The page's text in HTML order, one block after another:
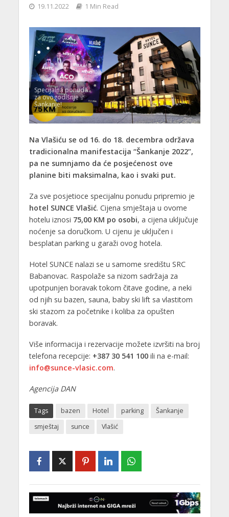
19.11.2022 1 Min Read
Specijalna ponuda
za ovogodišnje
Šankanje!
Na Vlašiću se od 16. do 18. decembra održava
tradicionalna manifestacija “Šankanje 2022”,
pa ne sumnjamo da će posjećenost ove
planine biti maksimalna, kao i svaki put.
Za sve posjetioce specijalnu ponudu pripremio je
hotel SUNCE Vlašić. Cijena smještaja u ovome
hotelu iznosi 75,00 KM po osobi, a cijena uključuje
noćenje sa doručkom. U cijenu je uključen i
besplatan parking u garaži ovog hotela.
Hotel SUNCE nalazi se u samome središtu SRC
Babanovac. Raspolaže sa nizom sadržaja za
upotpunjen boravak tokom čitave godine, a neki
od njih su bazen, sauna, baby ski lift sa vlastitom
ski stazom za početnike i koliba za opušten
boravak.
Više informacija i rezervacije možete izvršiti na broj
telefona recepcije: +387 30 541 100ili na e-mail:
info@sunce-vlasic.com.
Agencija DAN
Tags bazen Hotel parking
Šankanje
smještaj
sunce Vlašić